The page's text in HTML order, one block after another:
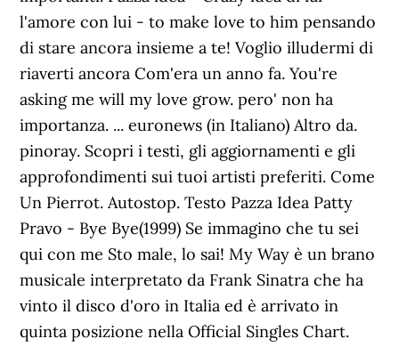
l'amore con lui - to make love to him pensando
di stare ancora insieme a te! Voglio illudermi di
riaverti ancora Com'era un anno fa. You're
asking me will my love grow. pero' non ha
importanza. ... euronews (in Italiano) Altro da.
pinoray. Scopri i testi, gli aggiornamenti e gli
approfondimenti sui tuoi artisti preferiti. Come
Un Pierrot. Autostop. Testo Pazza Idea Patty
Pravo - Bye Bye(1999) Se immagino che tu sei
qui con me Sto male, lo sai! My Way è un brano
musicale interpretato da Frank Sinatra che ha
vinto il disco d'oro in Italia ed è arrivato in
quinta posizione nella Official Singles Chart.